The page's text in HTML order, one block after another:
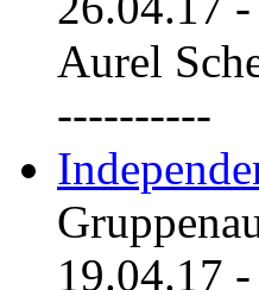
Aurel
----------
19.04.17 -